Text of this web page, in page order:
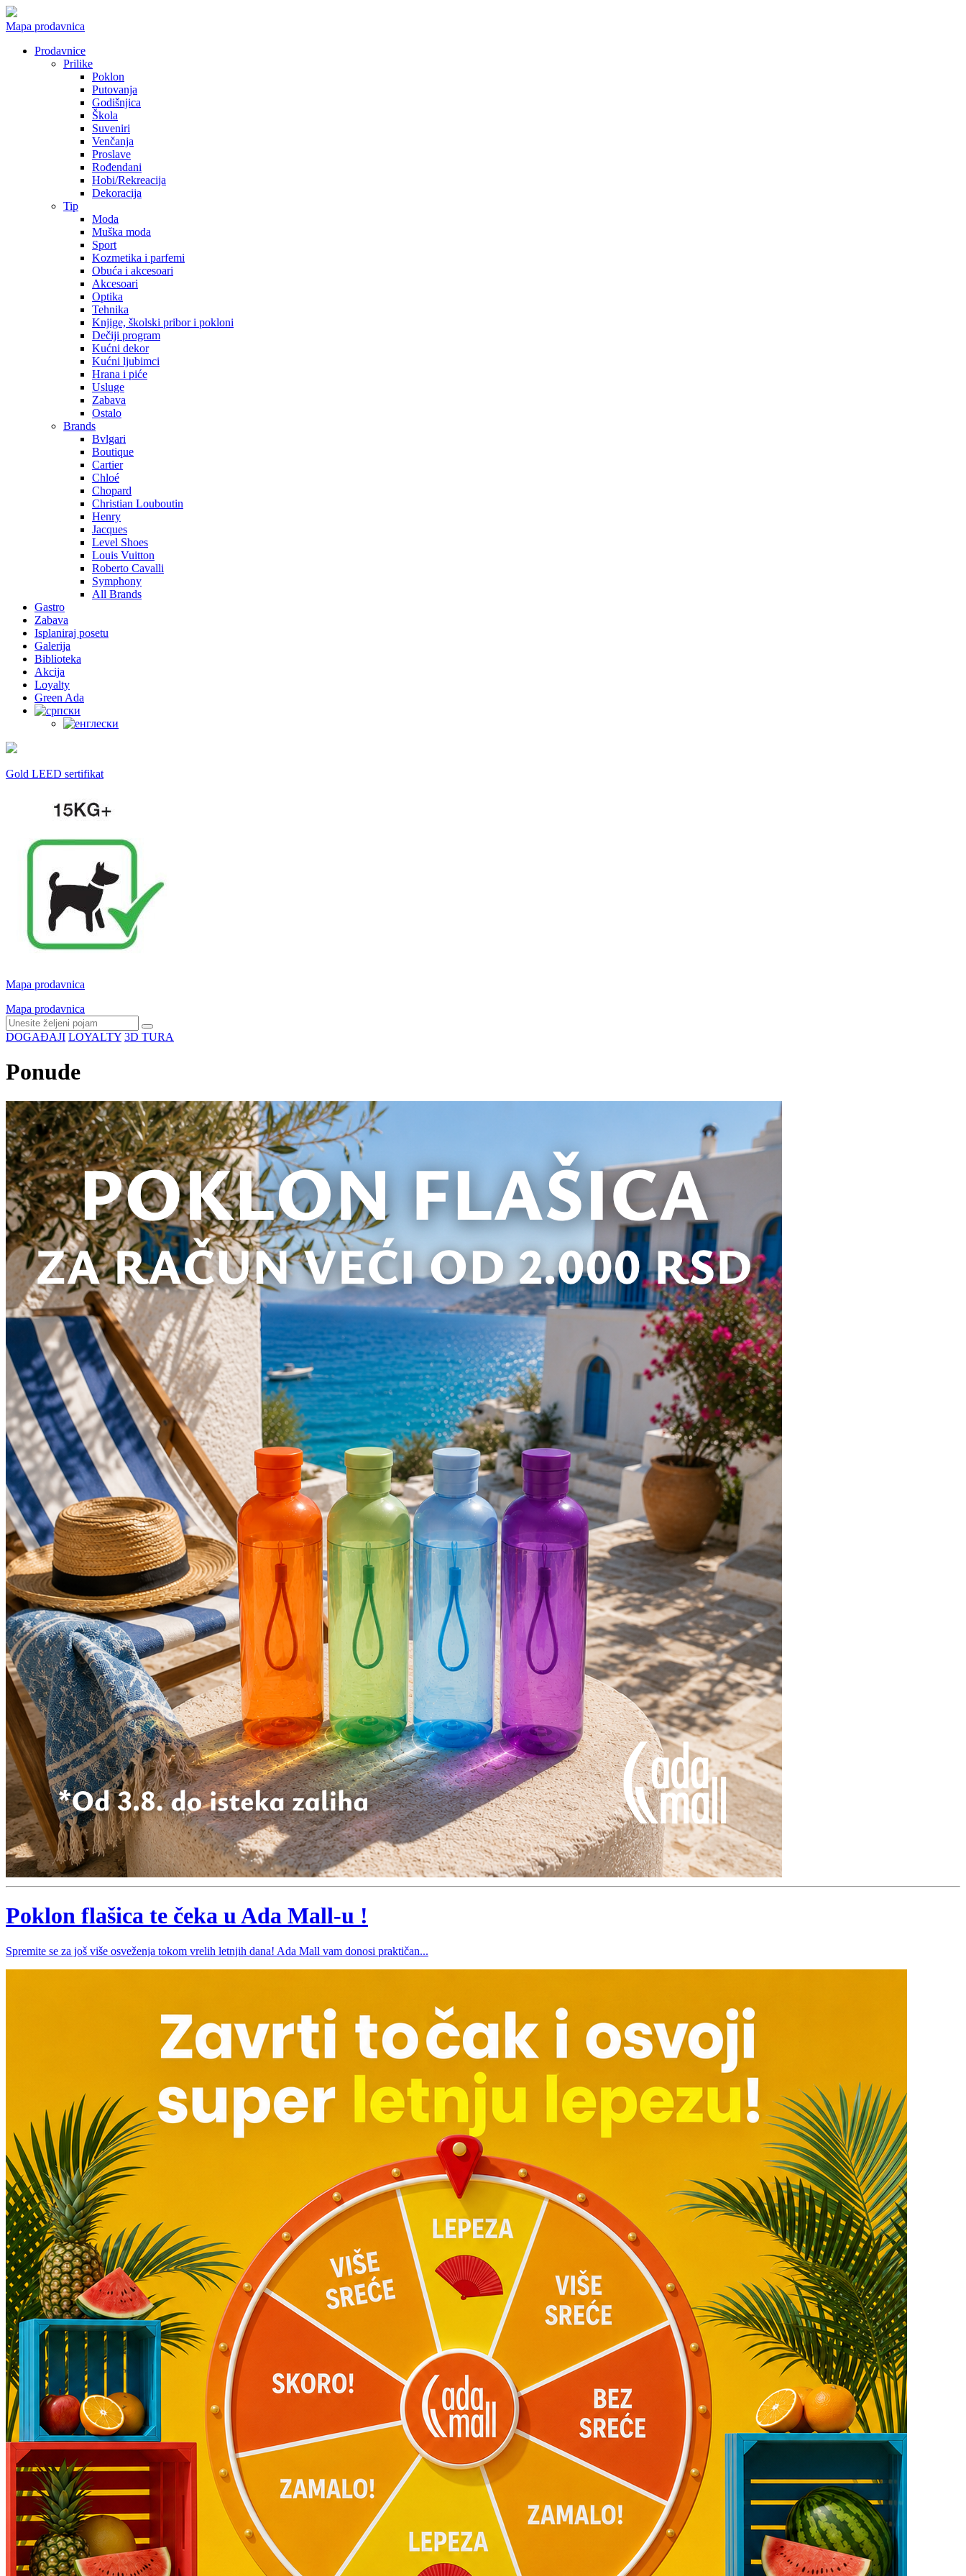
Mapa prodavnica
Prodavnice
Prilike
Poklon
Putovanja
Godišnjica
Škola
Suveniri
Venčanja
Proslave
Rođendani
Hobi/Rekreacija
Dekoracija
Tip
Moda
Muška moda
Sport
Kozmetika i parfemi
Obuća i akcesoari
Akcesoari
Optika
Tehnika
Knjige, školski pribor i pokloni
Dečiji program
Kućni dekor
Kućni ljubimci
Hrana i piće
Usluge
Zabava
Ostalo
Brands
Bvlgari
Boutique
Cartier
Chloé
Chopard
Christian Louboutin
Henry
Jacques
Level Shoes
Louis Vuitton
Roberto Cavalli
Symphony
All Brands
Gastro
Zabava
Isplaniraj posetu
Galerija
Biblioteka
Akcija
Loyalty
Green Ada
Gold LEED sertifikat
Mapa prodavnica
Mapa prodavnica
DOGAĐAJI LOYALTY 3D TURA
Ponude
Poklon flašica te čeka u Ada Mall-u !
Spremite se za još više osveženja tokom vrelih letnjih dana! Ada Mall vam donosi praktičan...